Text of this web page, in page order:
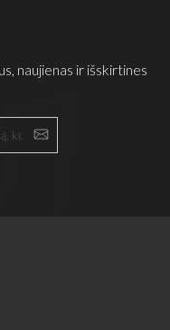
naujienas ir išskirtines